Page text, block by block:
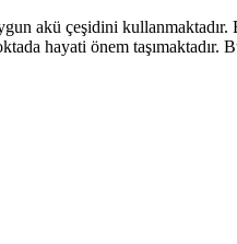
akü çeşidini
hayati önem